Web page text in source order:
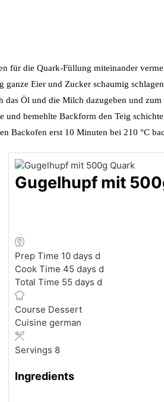
für die Quark-Füllung miteinander
ganze Eier und Zucker schaumig
das Öl und die Milch dazugeben und
und bemehlte Backform den Teig
Backofen erst 10 Minuten bei 210 °C
Gugelhupf mit
Prep Time 10 days d
Cook Time 45 days d
Total Time 55 days d
Course Dessert
Cuisine german
Servings 8
Ingredients